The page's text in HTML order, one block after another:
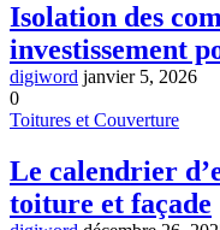
Isolation des
investissement
digiword janvier 5, 2026
0
Toitures et Couverture
Le calendrier
toiture et façade